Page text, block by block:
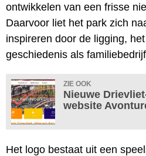
ontwikkelen van een frisse
Daarvoor liet het park zich
inspireren door de ligging,
geschiedenis als
ZIE OOK
Nieuwe
website
Het logo bestaat uit een